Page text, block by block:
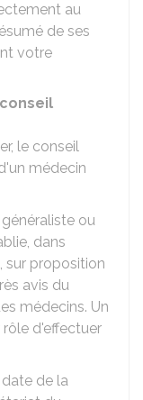
au
de ses
votre
le conseil
médecin
ou
dans
sur proposition
avis du
médecins. Un
d'effectuer
de la